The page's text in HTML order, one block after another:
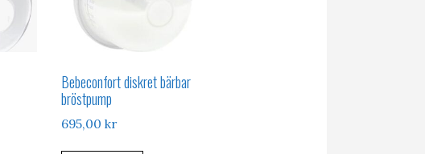
Bebeconfort diskret bärbar
bröstpump
695,00kr